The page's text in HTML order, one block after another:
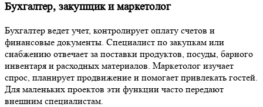
Бухгалтер, закупщик и маркетолог
Бухгалтер ведет учет, контролирует оплату счетов и
финансовые документы. Специалист по закупкам или
снабжению отвечает за поставки продуктов, посуды, барного
инвентаря и расходных материалов. Маркетолог изучает
спрос, планирует продвижение и помогает привлекать гостей.
Для маленьких проектов эти функции часто передают
внешним специалистам.